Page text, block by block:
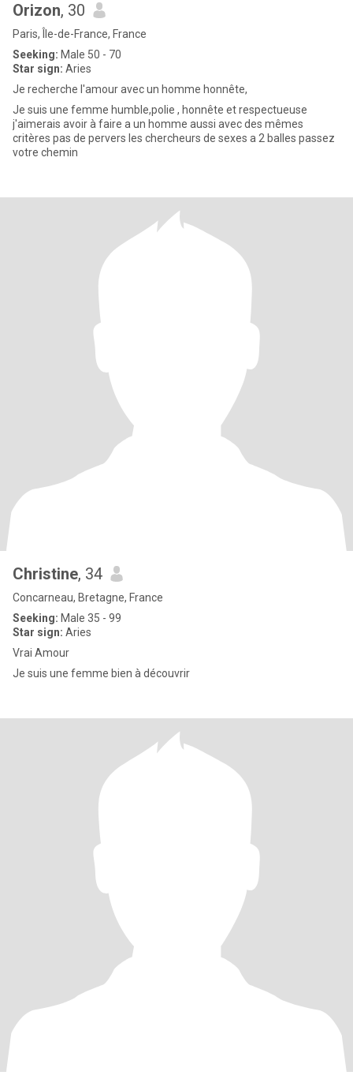
Orizon, 30
Paris, Île-de-France, France
Seeking: Male 50 - 70
Star sign: Aries
Je recherche l'amour avec un homme honnête,
Je suis une femme humble,polie , honnête et respectueuse
j'aimerais avoir à faire a un homme aussi avec des mêmes
critères pas de pervers les chercheurs de sexes a 2 balles passez
votre chemin
Christine, 34
Concarneau, Bretagne, France
Seeking: Male 35 - 99
Star sign: Aries
Vrai Amour
Je suis une femme bien à découvrir